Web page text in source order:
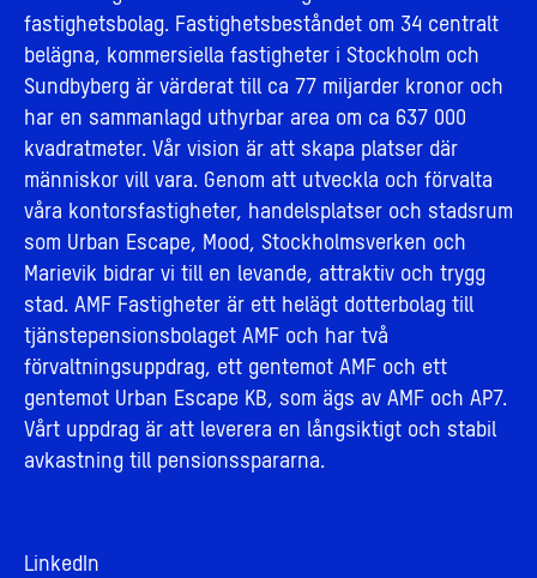
fastighetsbolag. Fastighetsbeståndet om 34 centralt
belägna, kommersiella fastigheter i Stockholm och
Sundbyberg är värderat till ca 77 miljarder kronor och
har en sammanlagd uthyrbar area om ca 637 000
kvadratmeter. Vår vision är att skapa platser där
människor vill vara. Genom att utveckla och förvalta
våra kontorsfastigheter, handelsplatser och stadsrum
som Urban Escape, Mood, Stockholmsverken och
Marievik bidrar vi till en levande, attraktiv och trygg
stad. AMF Fastigheter är ett helägt dotterbolag till
tjänstepensionsbolaget AMF och har två
förvaltningsuppdrag, ett gentemot AMF och ett
gentemot Urban Escape KB, som ägs av AMF och AP7.
Vårt uppdrag är att leverera en långsiktigt och stabil
avkastning till pensionsspararna.
LinkedIn